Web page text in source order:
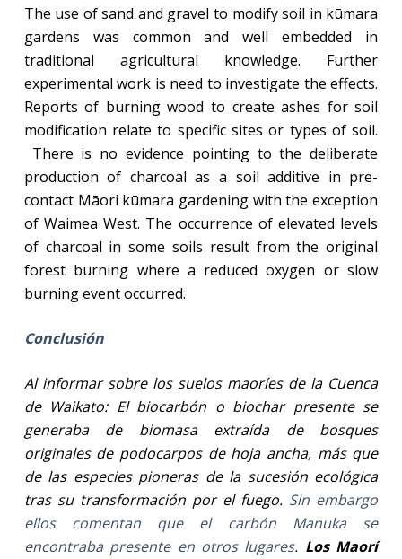
The use of sand and gravel to modify soil in kūmara
gardens was common and well embedded in
traditional agricultural knowledge. Further
experimental work is need to investigate the effects.
Reports of burning wood to create ashes for soil
modification relate to specific sites or types of soil.
There is no evidence pointing to the deliberate
production of charcoal as a soil additive in pre-
contact Māori kūmara gardening with the exception
of Waimea West. The occurrence of elevated levels
of charcoal in some soils result from the original
forest burning where a reduced oxygen or slow
burning event occurred.
Conclusión
Al informar sobre los suelos maoríes de la Cuenca
de Waikato: El biocarbón o biochar presente se
generaba de biomasa extraída de bosques
originales de podocarpos de hoja ancha, más que
de las especies pioneras de la sucesión ecológica
tras su transformación por el fuego. Sin embargo
ellos comentan que el carbón Manuka se
encontraba presente en otros lugares. Los Maorí